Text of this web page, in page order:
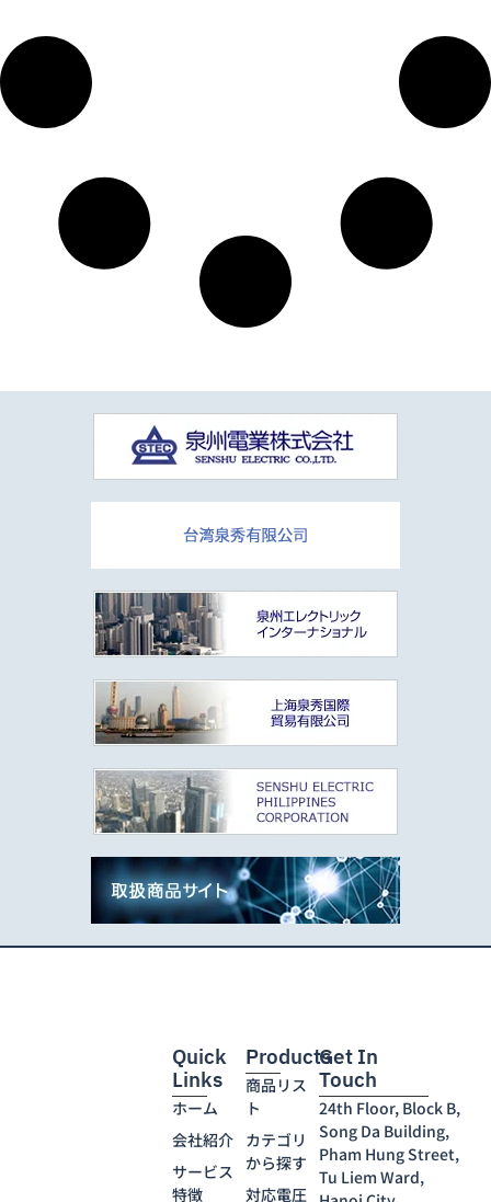
Products
商品リス
ト
カテゴリ
から探す
対応電圧
Quick
Links
ホーム
会社紹介
サービス
特徴
Get In
Touch
24th Floor, Block B,
Song Da Building,
Pham Hung Street,
Tu Liem Ward,